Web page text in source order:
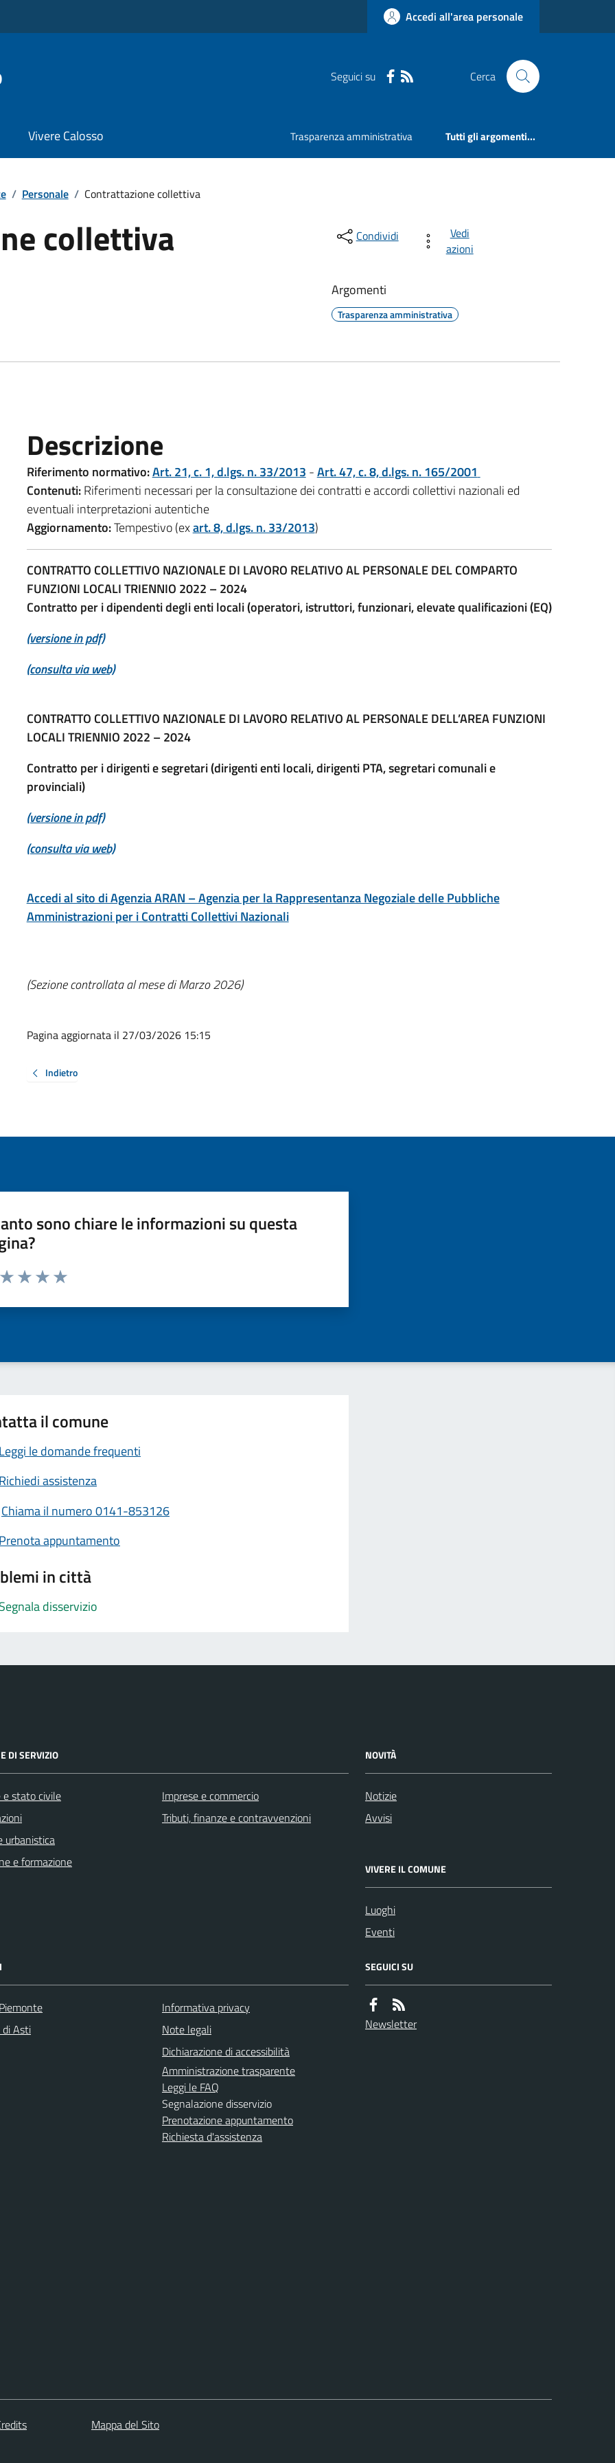
Accedi all'area personale
Seguici su Cerca
Vivere Calosso Trasparenza amministrativa Tutti gli argomenti...
/ Personale / Contrattazione collettiva
collettiva Condividi
Vedi
azioni
Argomenti
Trasparenza amministrativa
Descrizione
Riferimento normativo:Art. 21, c. 1, d.lgs. n. 33/2013 -Art. 47, c. 8, d.lgs. n. 165/2001
Contenuti:Riferimenti necessari per la consultazione dei contratti e accordi collettivi nazionali ed
eventuali interpretazioni autentiche
Aggiornamento:Tempestivo (exart. 8, d.lgs. n. 33/2013)
CONTRATTO COLLETTIVO NAZIONALE DI LAVORO RELATIVO AL PERSONALE DEL COMPARTO
FUNZIONI LOCALI TRIENNIO 2022 – 2024
Contratto per i dipendenti degli enti locali (operatori, istruttori, funzionari, elevate qualificazioni (EQ)
(versione in pdf)
(consulta via web)
CONTRATTO COLLETTIVO NAZIONALE DI LAVORO RELATIVO AL PERSONALE DELL’AREA FUNZIONI
LOCALI TRIENNIO 2022 – 2024
Contratto per i dirigenti e segretari (dirigenti enti locali, dirigenti PTA, segretari comunali e
provinciali)
(versione in pdf)
(consulta via web)
Accedi al sito di Agenzia ARAN – Agenzia per la Rappresentanza Negoziale delle Pubbliche
Amministrazioni per i Contratti Collettivi Nazionali
(Sezione controllata al mese di Marzo 2026)
Pagina aggiornata il 27/03/2026 15:15
Indietro
sono chiare le informazioni su questa
da 1 a 5 stelle la pagina
il comune
le domande frequenti
assistenza
Chiama il numero 0141-853126
appuntamento
in città
disservizio
DI SERVIZIO
e stato civile
urbanistica
e formazione
Imprese e commercio
Tributi, finanze e contravvenzioni
NOVITÀ
Notizie
Avvisi
VIVERE IL COMUNE
Luoghi
Eventi
Asti
Informativa privacy
Note legali
Dichiarazione di accessibilità
Amministrazione trasparente
Leggi le FAQ
Segnalazione disservizio
Prenotazione appuntamento
Richiesta d'assistenza
SEGUICI SU
Newsletter
Mappa del Sito